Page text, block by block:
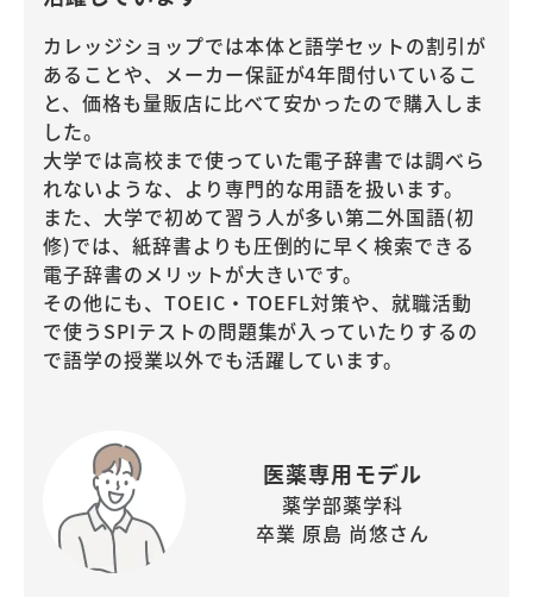
カレッジショップでは本体と語学セットの割引が
あることや、メーカー保証が4年間付いているこ
と、価格も量販店に比べて安かったので購入しま
した。
大学では高校まで使っていた電子辞書では調べら
れないような、より専門的な用語を扱います。
また、大学で初めて習う人が多い第二外国語(初
修)では、紙辞書よりも圧倒的に早く検索できる
電子辞書のメリットが大きいです。
その他にも、TOEIC・TOEFL対策や、就職活動
で使うSPIテストの問題集が入っていたりするの
で語学の授業以外でも活躍しています。
医薬専用モデル
薬学部薬学科
卒業 原島 尚悠さん